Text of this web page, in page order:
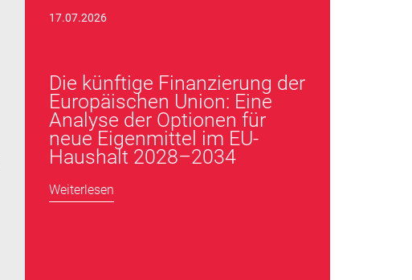
17.07.2026
Die künftige Finanzierung der
Europäischen Union: Eine
Analyse der Optionen für
neue Eigenmittel im EU-
Haushalt 2028–2034
Weiterlesen